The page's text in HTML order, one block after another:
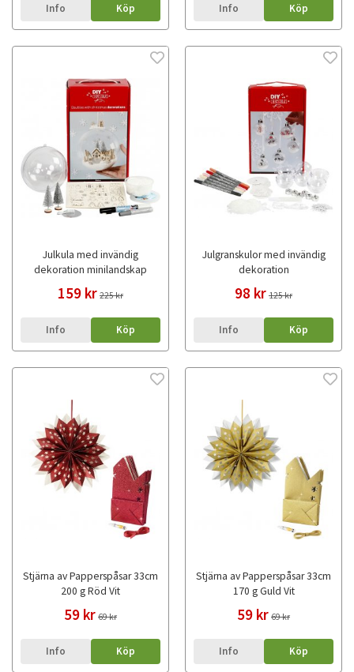
Info Köp Info Köp
Julkula med invändig
dekoration minilandskap
159 kr 225 kr
Info Köp
Julgranskulor med invändig
dekoration
98 kr 125 kr
Info Köp
Stjärna av Papperspåsar 33cm
200 g Röd Vit
59 kr 69 kr
Info Köp
Stjärna av Papperspåsar 33cm
170 g Guld Vit
59 kr 69 kr
Info Köp